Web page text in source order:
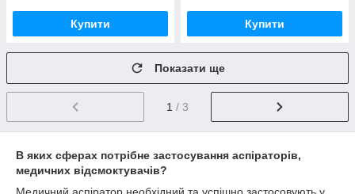
Купити Купити
Показати ще
1 / 3
В яких сферах потрібне застосування аспіраторів,
медичних відсмоктувачів?